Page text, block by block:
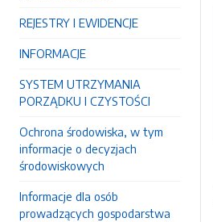
REJESTRY I EWIDENCJE
INFORMACJE
SYSTEM UTRZYMANIA
PORZĄDKU I CZYSTOŚCI
Ochrona środowiska, w tym
informacje o decyzjach
środowiskowych
Informacje dla osób
prowadzących gospodarstwa